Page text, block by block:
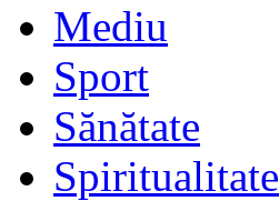
Mediu
Sport
Sănătate
Spiritualitate